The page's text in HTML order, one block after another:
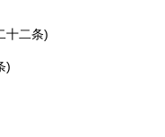
十二条)
)